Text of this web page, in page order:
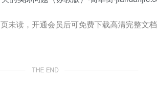
页未读，开通会员后可免费下载高清完整文档
THE END